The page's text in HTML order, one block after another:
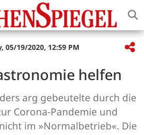
05/19/2020, 12:59 PM
helfen
arg gebeutelte durch die
Corona-Pandemie und
im »Normalbetrieb«. Die